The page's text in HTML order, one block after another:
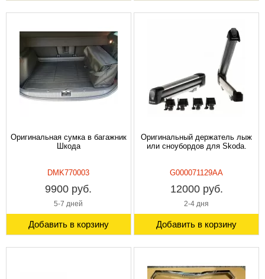
Оригинальная сумка в багажник
Шкода
DMK770003
9900 руб.
5-7 дней
Добавить в корзину
Оригинальный держатель лыж
или сноубордов для Skoda.
G000071129AA
12000 руб.
2-4 дня
Добавить в корзину